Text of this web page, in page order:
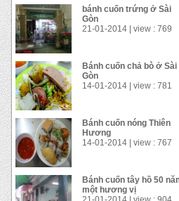
Bánh cuốn chả bò ở Sài
Gòn
14-01-2014 | view : 781
Bánh cuốn nóng Thiên
Hương
14-01-2014 | view : 767
Bánh cuốn tây hồ 50 năm
một hương vị
21-01-2014 | view : 904
Chè Thái
21-01-2014 | view : 806